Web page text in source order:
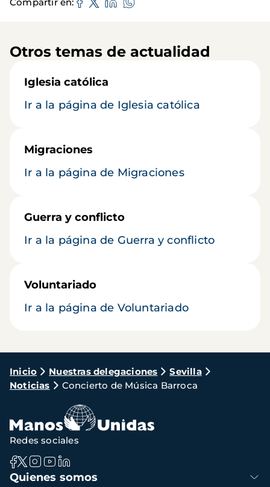
Compartir en
Otros temas de actualidad
Iglesia católica
Ir a la página de Iglesia católica
Migraciones
Ir a la página de Migraciones
Guerra y conflicto
Ir a la página de Guerra y conflicto
Voluntariado
Ir a la página de Voluntariado
Ruta
de
navegación
Inicio Nuestras delegaciones
Sevilla
Noticias
Concierto de Música Barroca
Navegación
Quienes somos
Redes sociales